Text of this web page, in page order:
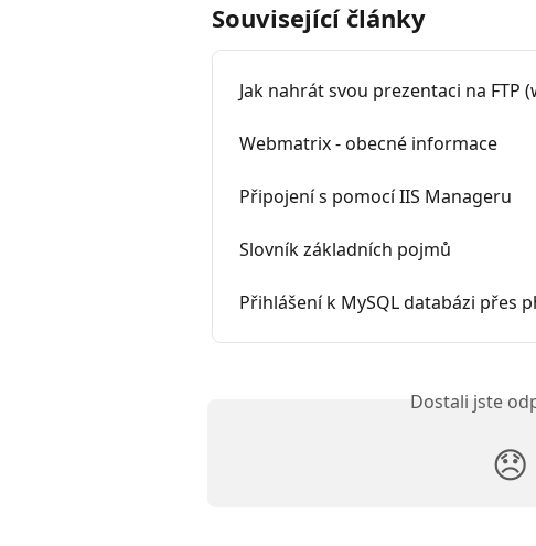
Související články
Jak nahrát svou prezentaci na FTP
Webmatrix - obecné informace
Připojení s pomocí IIS Manageru
Slovník základních pojmů
Přihlášení k MySQL databázi přes
Dostali jste
😞